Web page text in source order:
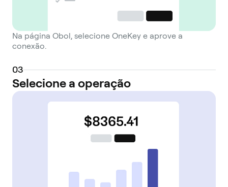
Na página Obol, selecione OneKey e aprove a
conexão.
03
Selecione a operação